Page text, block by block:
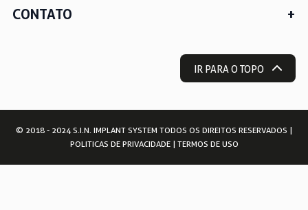
CONTATO
IR PARA O TOPO
© 2018 - 2024 S.I.N. IMPLANT SYSTEM TODOS OS DIREITOS RESERVADOS |
POLITICAS DE PRIVACIDADE| TERMOS DE USO